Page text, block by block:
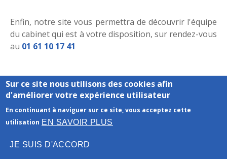
Enfin, notre site vous permettra de découvrir l'équipe
du cabinet qui est à votre disposition, sur rendez-vous
au 01 61 10 17 41
Mentions légales- Le site du cabinet a été réalisé par
Sur ce site nous utilisons des cookies afin
d'améliorer votre expérience utilisateur
En continuant à naviguer sur ce site, vous acceptez cette
utilisation EN SAVOIR PLUS
JE SUIS D'ACCORD